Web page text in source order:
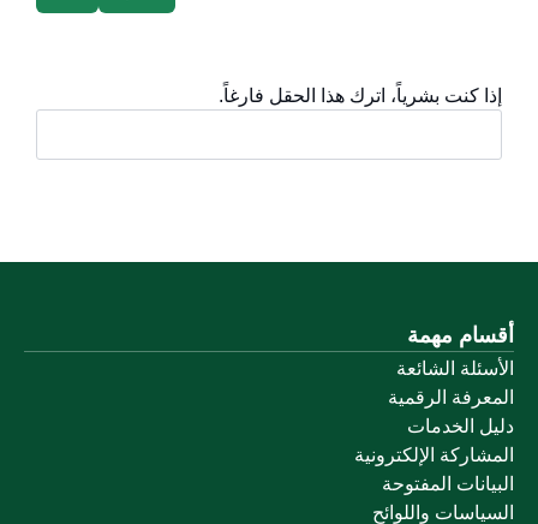
إذا كنت بشرياً، اترك هذا الحقل فارغاً.
أقسام مهمة
الأسئلة الشائعة
المعرفة الرقمية
دليل الخدمات
المشاركة الإلكترونية
البيانات المفتوحة
السياسات واللوائح